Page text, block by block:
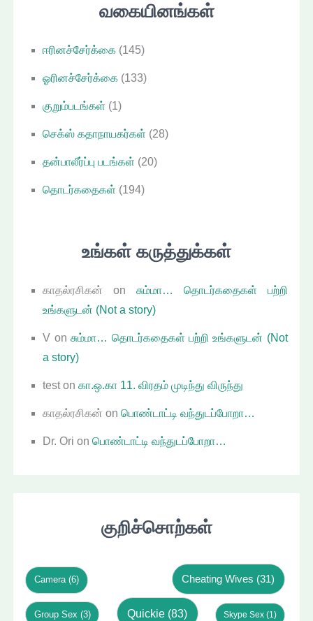
வகையினங்கள்
ஈரினச்சேர்க்கை (145)
ஓரினச்சேர்க்கை (133)
குறும்படங்கள் (1)
செக்ஸ் கதாநாயகர்கள் (28)
தன்பாலீர்ப்பு படங்கள் (20)
தொடர்கதைகள் (194)
உங்கள் கருத்துக்கள்
காதல்ரசிகன் on சும்மா… தொடர்கதைகள் பற்றி
உங்களுடன் (Not a story)
V onசும்மா… தொடர்கதைகள் பற்றி உங்களுடன் (Not
a story)
testonகா.ஒ.கா 11. விரதம் முடிந்து விருந்து
காதல்ரசிகன் onபொண்டாட்டி வந்துடப்போறா…
Dr. Ori onபொண்டாட்டி வந்துடப்போறா…
குறிச்சொற்கள்
Camera(6) Cheating Wives (31)
Group Sex (3) Quickie (83) Skype Sex (1)